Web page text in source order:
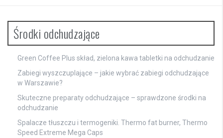
Środki odchudzające
Green Coffee Plus skład, zielona kawa tabletki na odchudzanie
Zabiegi wyszczuplające – jakie wybrać zabiegi odchudzające
w Warszawie?
Skuteczne preparaty odchudzające – sprawdzone środki na
odchudzanie
Spalacze tłuszczu i termogeniki. Thermo fat burner, Thermo
Speed Extreme Mega Caps